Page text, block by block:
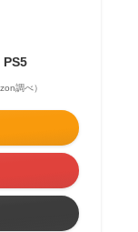
PS5
調べ）